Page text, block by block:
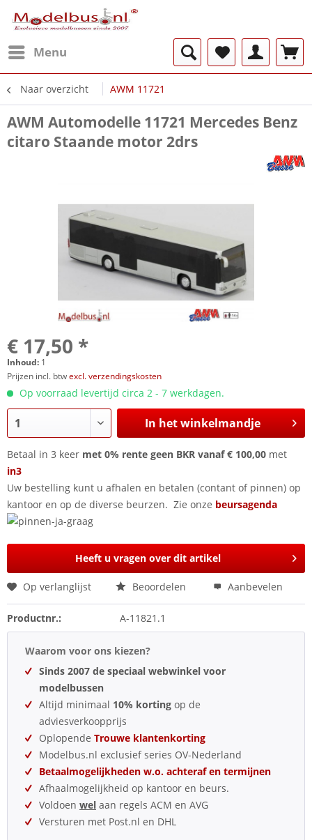
Menu
Naar overzicht AWM 11721
AWM Automodelle 11721 Mercedes Benz
citaro Staande motor 2drs
€ 17,50 *
Inhoud: 1
Prijzen incl. btwexcl. verzendingskosten
Op voorraad levertijd circa 2 - 7 werkdagen.
In het winkelmandje
Betaal in 3 keer met 0% rente geen BKR vanaf € 100,00 met
in3
Uw bestelling kunt u afhalen en betalen (contant of pinnen) op
kantoor en op de diverse beurzen. Zie onze beursagenda
Heeft u vragen over dit artikel
Op verlanglijst Beoordelen Aanbevelen
Productnr.: A-11821.1
Waarom voor ons kiezen?
Sinds 2007 de speciaal webwinkel voor
modelbussen
Altijd minimaal 10% korting op de
adviesverkoopprijs
Oplopende Trouwe klantenkorting
Modelbus.nl exclusief series OV-Nederland
Betaalmogelijkheden w.o. achteraf en termijnen
Afhaalmogelijkheid op kantoor en beurs.
Voldoen wel aan regels ACM en AVG
Versturen met Post.nl en DHL